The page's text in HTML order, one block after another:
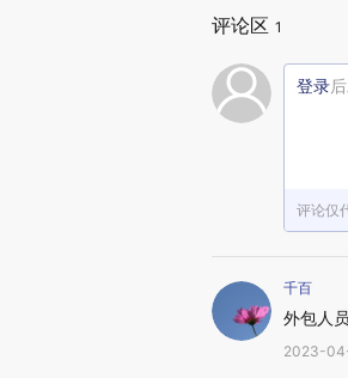
评论区 1
登录
评论仅
千百
外包人
2023-